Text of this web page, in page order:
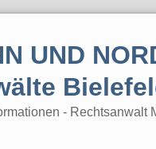
UND
- Rechtsanwalt